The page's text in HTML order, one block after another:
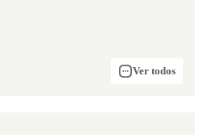
Ver todos